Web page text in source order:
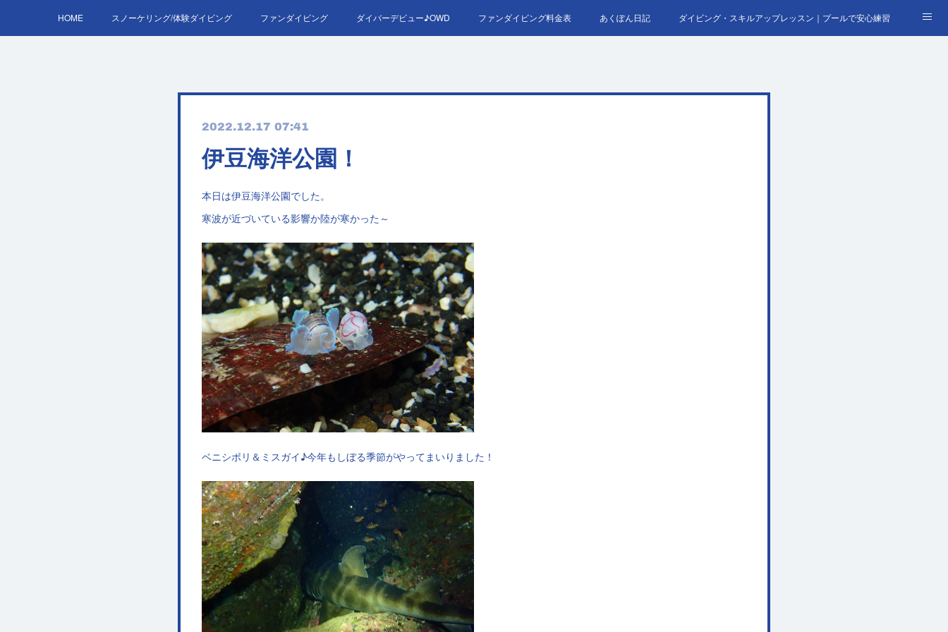
HOME スノーケリング/体験ダイビング ファンダイビング ダイバーデビュー♪OWD ファンダイビング料金表 あくぽん日記 ダイビング・スキルアップレッスン｜プールで安心練習
2022.12.17 07:41
伊豆海洋公園！
本日は伊豆海洋公園でした。
寒波が近づいている影響か陸が寒かった～
ベニシボリ＆ミスガイ♪今年もしぼる季節がやってまいりました！